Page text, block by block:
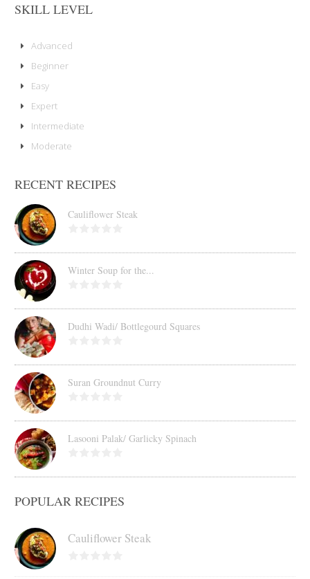
SKILL LEVEL
Advanced
Beginner
Easy
Expert
Intermediate
Moderate
RECENT RECIPES
Cauliflower Steak
Winter Soup for the...
Dudhi Wadi/ Bottlegourd Squares
Suran Groundnut Curry
Lasooni Palak/ Garlicky Spinach
POPULAR RECIPES
Cauliflower Steak